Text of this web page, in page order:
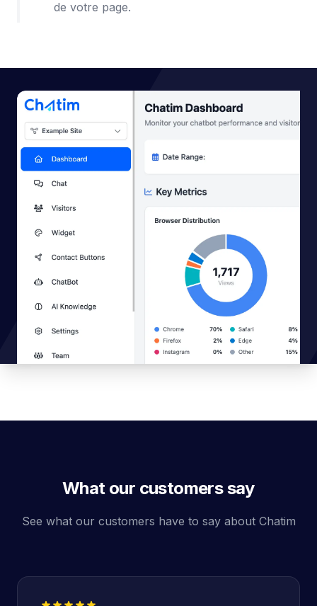
de votre page.
What our customers say
See what our customers have to say about Chatim